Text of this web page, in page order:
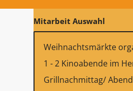
Mitarbeit Auswahl